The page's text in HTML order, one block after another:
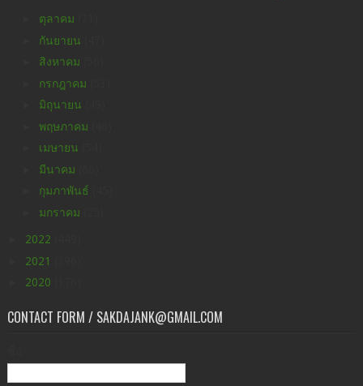
ตุลาคม
กันยายน
สิงหาคม
กรกฎาคม
มิถุนายน
พฤษภาคม
เมษายน
มีนาคม
กุมภาพันธ์
มกราคม
2022
2021
2020
CONTACT FORM / SAKDAJANK@GMAIL.COM